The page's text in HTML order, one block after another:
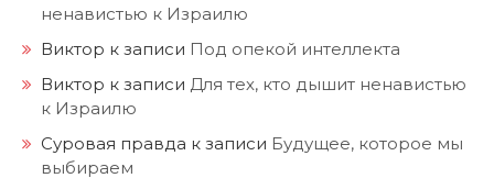
ненавистью к Израилю
Виктор к записи Под опекой интеллекта
Виктор к записи Для тех, кто дышит ненавистью
к Израилю
Суровая правда к записи Будущее, которое мы
выбираем